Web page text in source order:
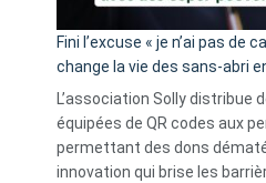
Fini l’excuse « je n’ai pas de
change la vie des sans-abri
L’association Solly distribue
équipées de QR codes aux
permettant des dons
innovation qui brise les